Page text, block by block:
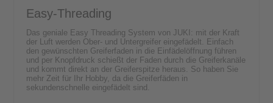
Easy-Threading
Das geniale Easy Threading System von JUKI: mit der Kraft
der Luft werden Ober- und Untergreifer eingefädelt. Einfach
den gewünschten Greiferfaden in die Einfädelöffnung führen
und per Knopfdruck schießt der Faden durch die Greiferkanäle
und kommt direkt an der Greiferspitze heraus. So haben Sie
mehr Zeit für Ihr Hobby, da die Greiferfäden in
sekundenschnelle eingefädelt sind.